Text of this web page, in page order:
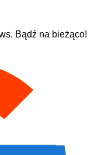
Bądź na bieżąco!